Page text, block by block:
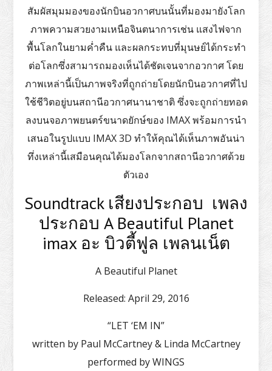
สัมผัสมุมมองของนักบินอวกาศบนนั้นที่มองมายังโลก
ภาพความสวยงามเหนือจินตนาการเช่น แสงไฟจาก
พื้นโลกในยามค่ำคืน และผลกระทบที่มุนษย์ได้กระทำ
ต่อโลกซึ่งสามารถมองเห็นได้ชัดเจนจากอวกาศ โดย
ภาพเหล่านี้เป็นภาพจริงที่ถูกถ่ายโดยนักบินอวกาศที่ไป
ใช้ชีวิตอยู่บนสถานีอวกาศนานาชาติ ซึ่งจะถูกถ่ายทอด
ลงบนจอภาพยนตร์ขนาดยักษ์ของ IMAX พร้อมการนำ
เสนอในรูปแบบ IMAX 3D ทำให้คุณได้เห็นภาพอันน่า
ทึ่งเหล่านี้เสมือนคุณได้มองโลกจากสถานีอวกาศด้วย
ตัวเอง
Soundtrack เสียงประกอบ เพลง
ประกอบ A Beautiful Planet
imax อะ บิวตี้ฟูล เพลนเน็ต
A Beautiful Planet
Released: April 29, 2016
“LET ‘EM IN”
written by Paul McCartney & Linda McCartney
performed by WINGS